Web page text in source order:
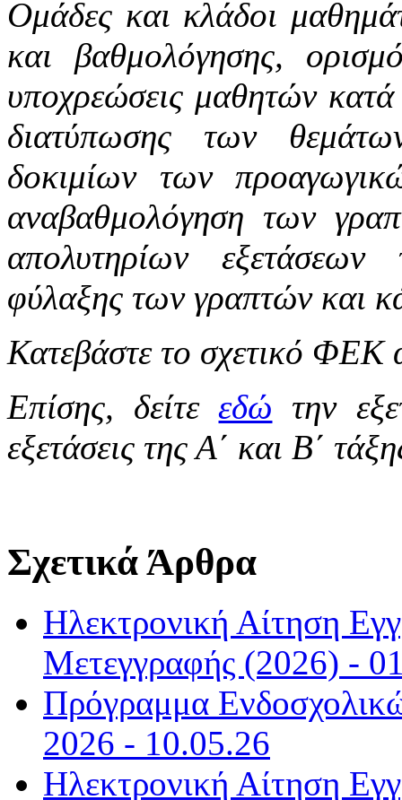
Ομάδες και κλάδοι
και βαθμολόγησης,
υποχρεώσεις μαθητών κατά
διατύπωσης των
δοκιμίων των
αναβαθμολόγηση των
απολυτηρίων
φύλαξης των γραπτών και
Κατεβάστε το σχετικό
Επίσης, δείτεεδώ την
εξετάσεις της Α΄ και Β΄
Σχετικά Άρθρα
Ηλεκτρονική Αίτηση
Μετεγγραφής (2026) -
Πρόγραμμα
2026 - 10.05.26
Ηλεκτρονική Αίτηση